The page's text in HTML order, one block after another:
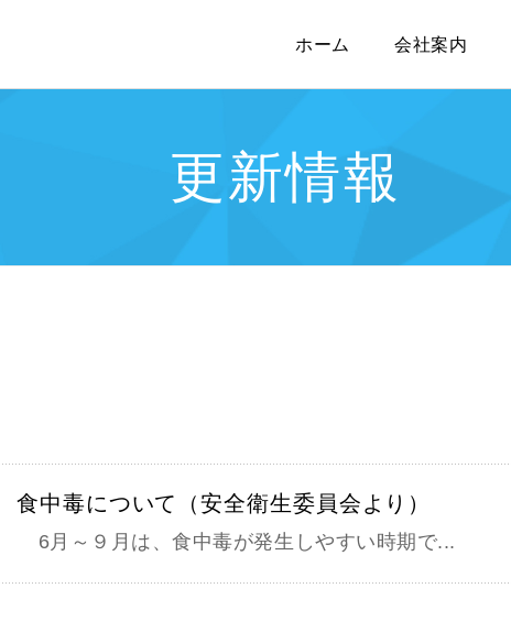
ホーム 会社案内
更新情報
食中毒について（安全衛生委員会より）
6月～９月は、食中毒が発生しやすい時期で...